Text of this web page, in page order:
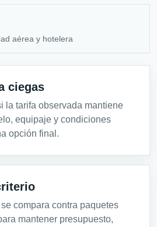
aérea y hotelera
ciegas
la tarifa observada mantiene
equipaje y condiciones
opción final.
compara contra paquetes
mantener presupuesto,